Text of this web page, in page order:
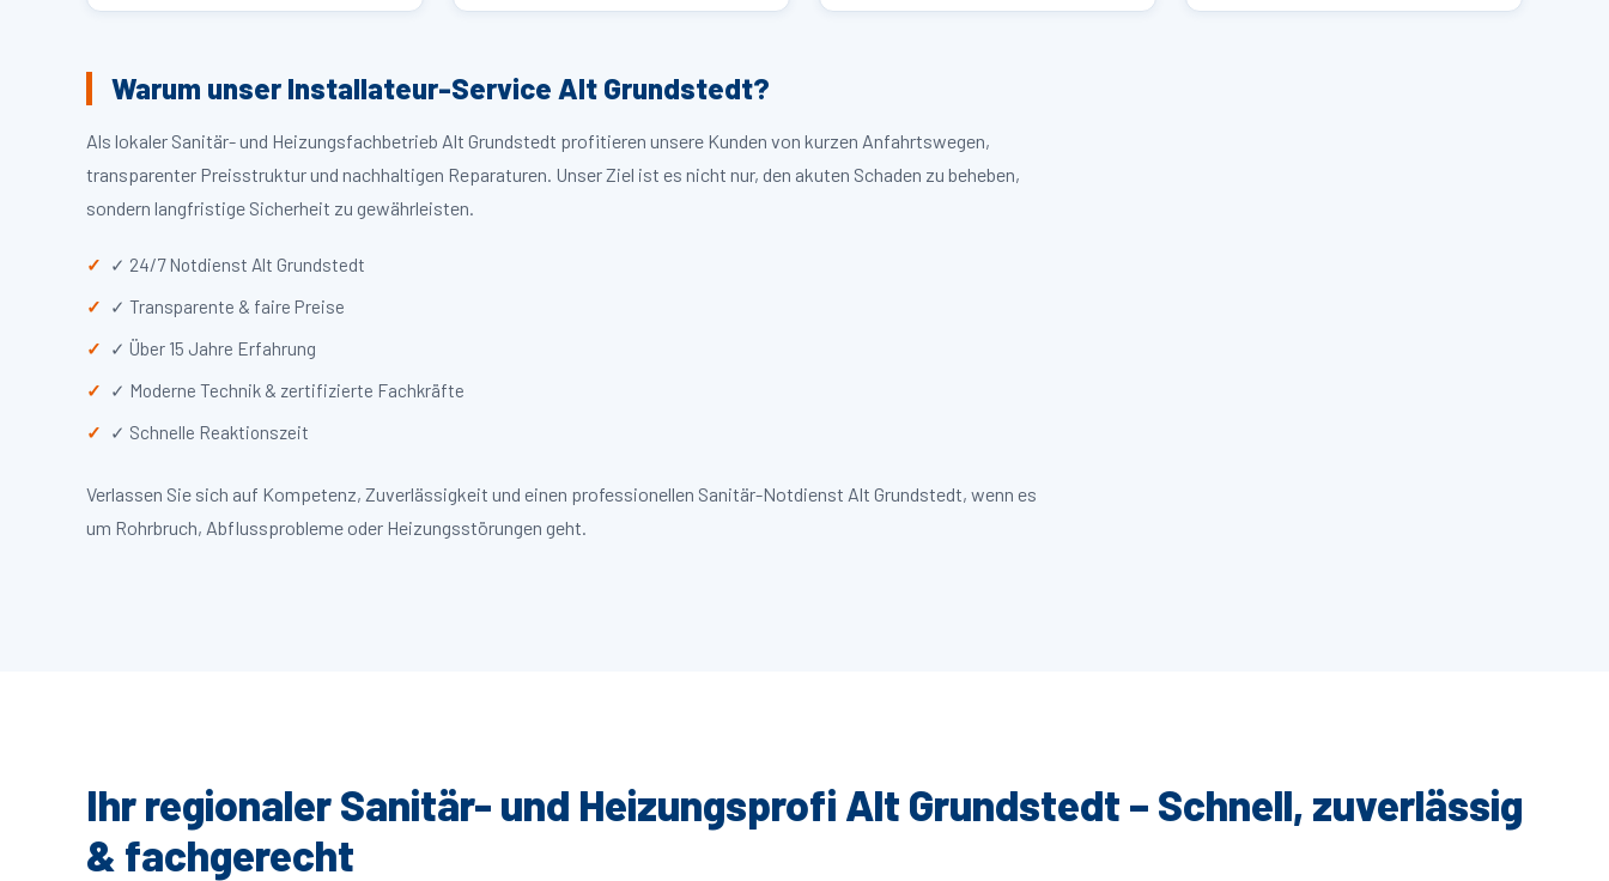
Warum unser Installateur-Service Alt Grundstedt?
Als lokaler Sanitär- und Heizungsfachbetrieb Alt Grundstedt profitieren unsere Kunden von kurzen Anfahrtswegen,
transparenter Preisstruktur und nachhaltigen Reparaturen. Unser Ziel ist es nicht nur, den akuten Schaden zu beheben,
sondern langfristige Sicherheit zu gewährleisten.
✓ 24/7 Notdienst Alt Grundstedt
✓ Transparente & faire Preise
✓ Über 15 Jahre Erfahrung
✓ Moderne Technik & zertifizierte Fachkräfte
✓ Schnelle Reaktionszeit
Verlassen Sie sich auf Kompetenz, Zuverlässigkeit und einen professionellen Sanitär-Notdienst Alt Grundstedt, wenn es
um Rohrbruch, Abflussprobleme oder Heizungsstörungen geht.
Ihr regionaler Sanitär- und Heizungsprofi Alt Grundstedt – Schnell, zuverlässig
& fachgerecht